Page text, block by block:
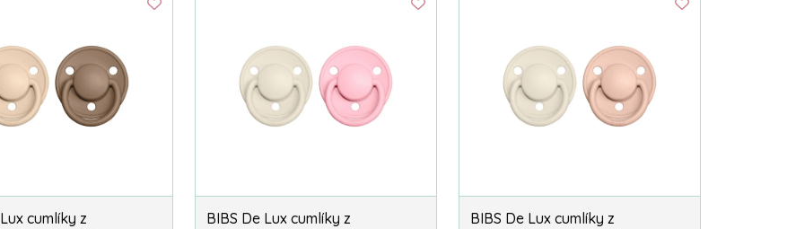
cumlíky z
BIBS De Lux cumlíky z
BIBS De Lux cumlíky z